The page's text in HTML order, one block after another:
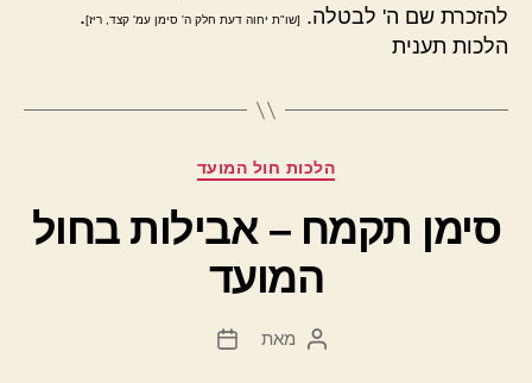
להזכרת שם ה' לבטלה.
[שו"ת יחוה דעת חלק ה' סימן עמ' קצד, ריז].
הלכות תענית
קטגוריות
הלכות חול המועד
סימן תקמח – אבילות בחול
המועד
המחבר
מאת
תאריך